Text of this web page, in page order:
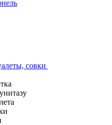
совки